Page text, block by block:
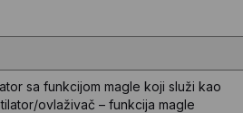
sa funkcijom magle koji služi kao
ovlaživač – funkcija magle